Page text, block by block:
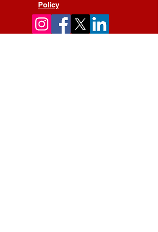
Policy